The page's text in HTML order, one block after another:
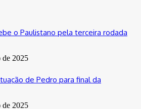
o Paulistano pela terceira rodada
de 2025
de Pedro para final da
de 2025